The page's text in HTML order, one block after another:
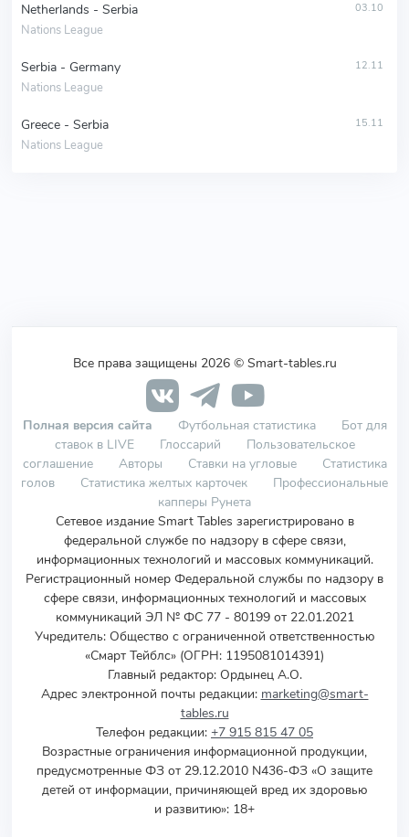
Netherlands - Serbia
Nations League
03.10
Serbia - Germany
Nations League
12.11
Greece - Serbia
Nations League
15.11
Все права защищены 2026 © Smart-tables.ru
Полная версия сайта Футбольная статистика
Бот для
ставок в LIVE
Глоссарий
Пользовательское
соглашение
Авторы Ставки на угловые
Статистика
голов
Статистика желтых карточек
Профессиональные
капперы Рунета
Сетевое издание Smart Tables зарегистрировано в
федеральной службе по надзору в сфере связи,
информационных технологий и массовых коммуникаций.
Регистрационный номер Федеральной службы по надзору в
сфере связи, информационных технологий и массовых
коммуникаций ЭЛ № ФС 77 - 80199 от 22.01.2021
Учредитель: Общество с ограниченной ответственностью
«Смарт Тейблс» (ОГРН: 1195081014391)
Главный редактор: Ордынец А.О.
Адрес электронной почты редакции: marketing@smart-
tables.ru
Телефон редакции: +7 915 815 47 05
Возрастные ограничения информационной продукции,
предусмотренные ФЗ от 29.12.2010 N436-ФЗ «О защите
детей от информации, причиняющей вред их здоровью
и развитию»: 18+